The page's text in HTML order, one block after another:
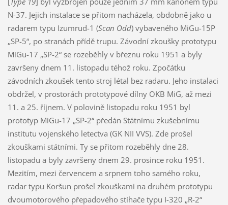
N-37. Jejich instalace se přitom nacházela, obdobně jako u
radarem typu Izumrud-1 (Scan Odd) vybaveného MiGu-15P
„SP-5“, po stranách přídě trupu. Závodní zkoušky prototypu
MiGu-17 „SP-2“ se rozeběhly v březnu roku 1951 a byly
završeny dnem 11. listopadu téhož roku. Zpočátku
závodních zkoušek tento stroj létal bez radaru. Jeho instalaci
obdržel, v prostorách prototypové dílny OKB MiG, až mezi
11. a 25. říjnem. V polovině listopadu roku 1951 byl
prototyp MiGu-17 „SP-2“ předán Státnímu zkušebnímu
institutu vojenského letectva (GK NII VVS). Zde prošel
zkouškami státními. Ty se přitom rozeběhly dne 28.
listopadu a byly završeny dnem 29. prosince roku 1951.
Mezitím, mezi červencem a srpnem toho samého roku,
radar typu Koršun prošel zkouškami na druhém prototypu
dvoumotorového přepadového stíhače typu I-320 „R-2“